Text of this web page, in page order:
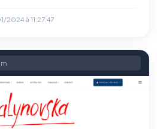
2024 à 11:27:47